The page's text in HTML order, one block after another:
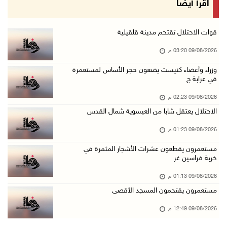
سلطات الاحتلال تقر باستشهاد الأسير ايهاب ديا ...
09/آب/2026 01:56 م
09/آب/2026 01:40 م
الاحتلال يعتقل شابا من العيسوية شمال القدس
09/آب/2026 01:23 م
مستعمرون يقطعون عشرات الأشجار المثمرة في خربة ...
إجلاء طبي عبر معبر رفح شمل 78 شخصا
09/آب/2026 01:06 م
مستعمرون يقتحمون المسجد الأقصى
09/آب/2026 12:49 م
اقرأ أيضا
قوات الاحتلال تقتحم مدينة قلقيلية
09/08/2026 03:20 م
وزراء وأعضاء كنيست يضعون حجر الأساس لمستعمرة
في عرابة ج
09/08/2026 02:23 م
الاحتلال يعتقل شابا من العيسوية شمال القدس
09/08/2026 01:23 م
مستعمرون يقطعون عشرات الأشجار المثمرة في
خربة فراسين غر
09/08/2026 01:13 م
مستعمرون يقتحمون المسجد الأقصى
09/08/2026 12:49 م